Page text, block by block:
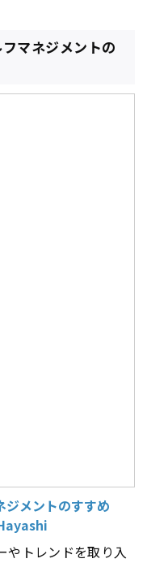
マネジメントの
メントのすすめ
やトレンドを取り入